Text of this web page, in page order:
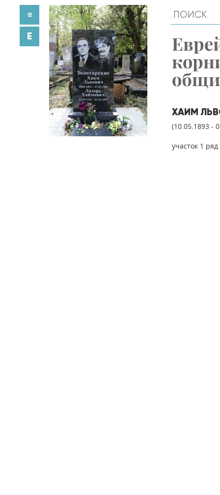
ХАИМ
(10.05.1893 -
участок 1
≡
E